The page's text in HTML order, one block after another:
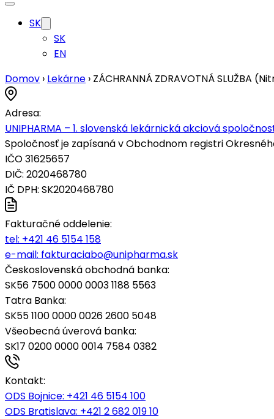
SK
SK
EN
Domov › Lekárne › ZÁCHRANNÁ ZDRAVOTNÁ SLUŽBA
Adresa:
UNIPHARMA – 1. slovenská lekárnická akciová
Spoločnosť je zapísaná v Obchodnom registri
IČO 31625657
DIČ: 2020468780
IČ DPH: SK2020468780
Fakturačné oddelenie:
tel: +421 46 5154 158
e-mail: fakturaciabo@unipharma.sk
Československá obchodná banka:
SK56 7500 0000 0003 1188 5563
Tatra Banka:
SK55 1100 0000 0026 2600 5048
Všeobecná úverová banka:
SK17 0200 0000 0014 7584 0382
Kontakt:
ODS Bojnice: +421 46 5154 100
ODS Bratislava: +421 2 682 019 10